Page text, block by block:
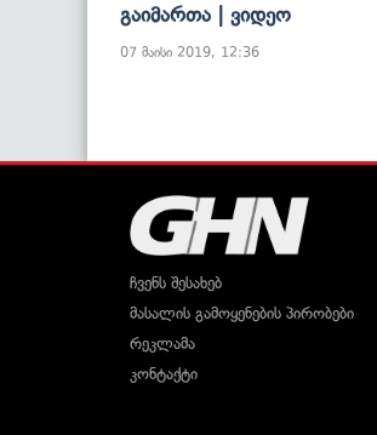
Გაიმართა | Ვიდეო
07 მაისი 2019, 12:36
ჩვენს შესახებ
მასალის გამოყენების პირობები
რეკლამა
კონტაქტი